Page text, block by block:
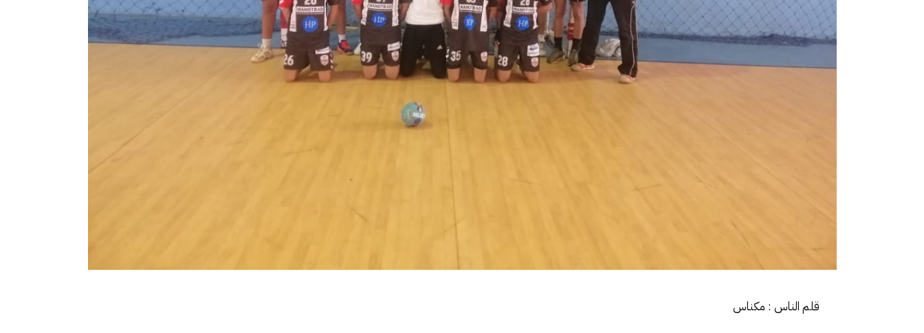
قلم الناس : مكناس